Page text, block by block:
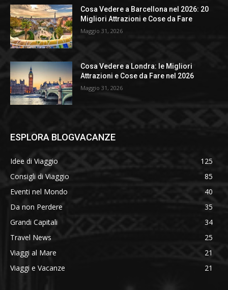
Cosa Vedere a Barcellona nel 2026: 20
Migliori Attrazioni e Cose da Fare
Maggio 31, 2026
Cosa Vedere a Londra: le Migliori
Attrazioni e Cose da Fare nel 2026
Maggio 31, 2026
ESPLORA BLOGVACANZE
Idee di Viaggio
125
Consigli di Viaggio
85
Eventi nel Mondo
40
Da non Perdere
35
Grandi Capitali
34
Travel News
25
Viaggi al Mare
21
Viaggi e Vacanze
21